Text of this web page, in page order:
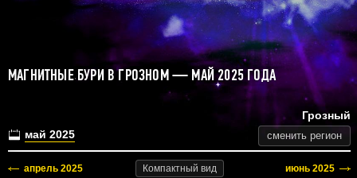
МАГНИТНЫЕ БУРИ В ГРОЗНОМ — МАЙ 2025 ГОДА
май 2025
Грозный
сменить регион
апрель 2025 Компактный вид июнь 2025